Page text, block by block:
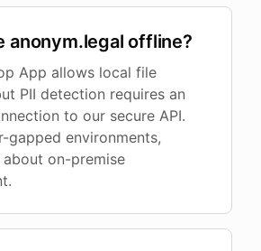
anonym.legal offline?
App allows local file
PII detection requires an
to our secure API.
gapped environments,
on-premise